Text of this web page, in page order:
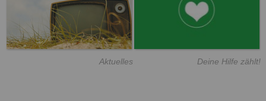
Aktuelles Deine Hilfe zählt!